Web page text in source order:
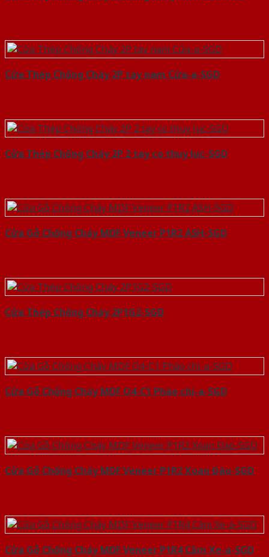
Cửa Thép Chống Cháy 2P tay nam Cửa-a-SGD
Cửa Thép Chống Cháy 2P 2 tay co thuy luc-SGD
Cửa Gỗ Chống Cháy MDF Veneer P1R2 ASH-SGD
Cửa Thép Chống Cháy 2P1G2-SGD
Cửa Gỗ Chống Cháy MDF O4-C1 Phào chi-a-SGD
Cửa Gỗ Chống Cháy MDF Veneer P1R2 Xoan Đào-SGD
Cửa Gỗ Chống Cháy MDF Veneer P1R4 Căm Xe-a-SGD